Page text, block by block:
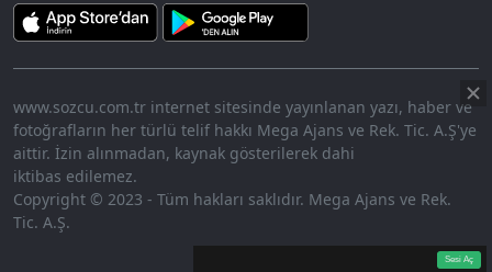
Aç
9.95%
Sesi Aç
www.sozcu.com.tr internet sitesinde yayınlanan yazı, haber ve
fotoğrafların her türlü telif hakkı Mega Ajans ve Rek. Tic. A.Ş'ye
aittir. İzin alınmadan, kaynak gösterilerek dahi
iktibas edilemez.
Copyright © 2023 - Tüm hakları saklıdır. Mega Ajans ve Rek.
Tic. A.Ş.